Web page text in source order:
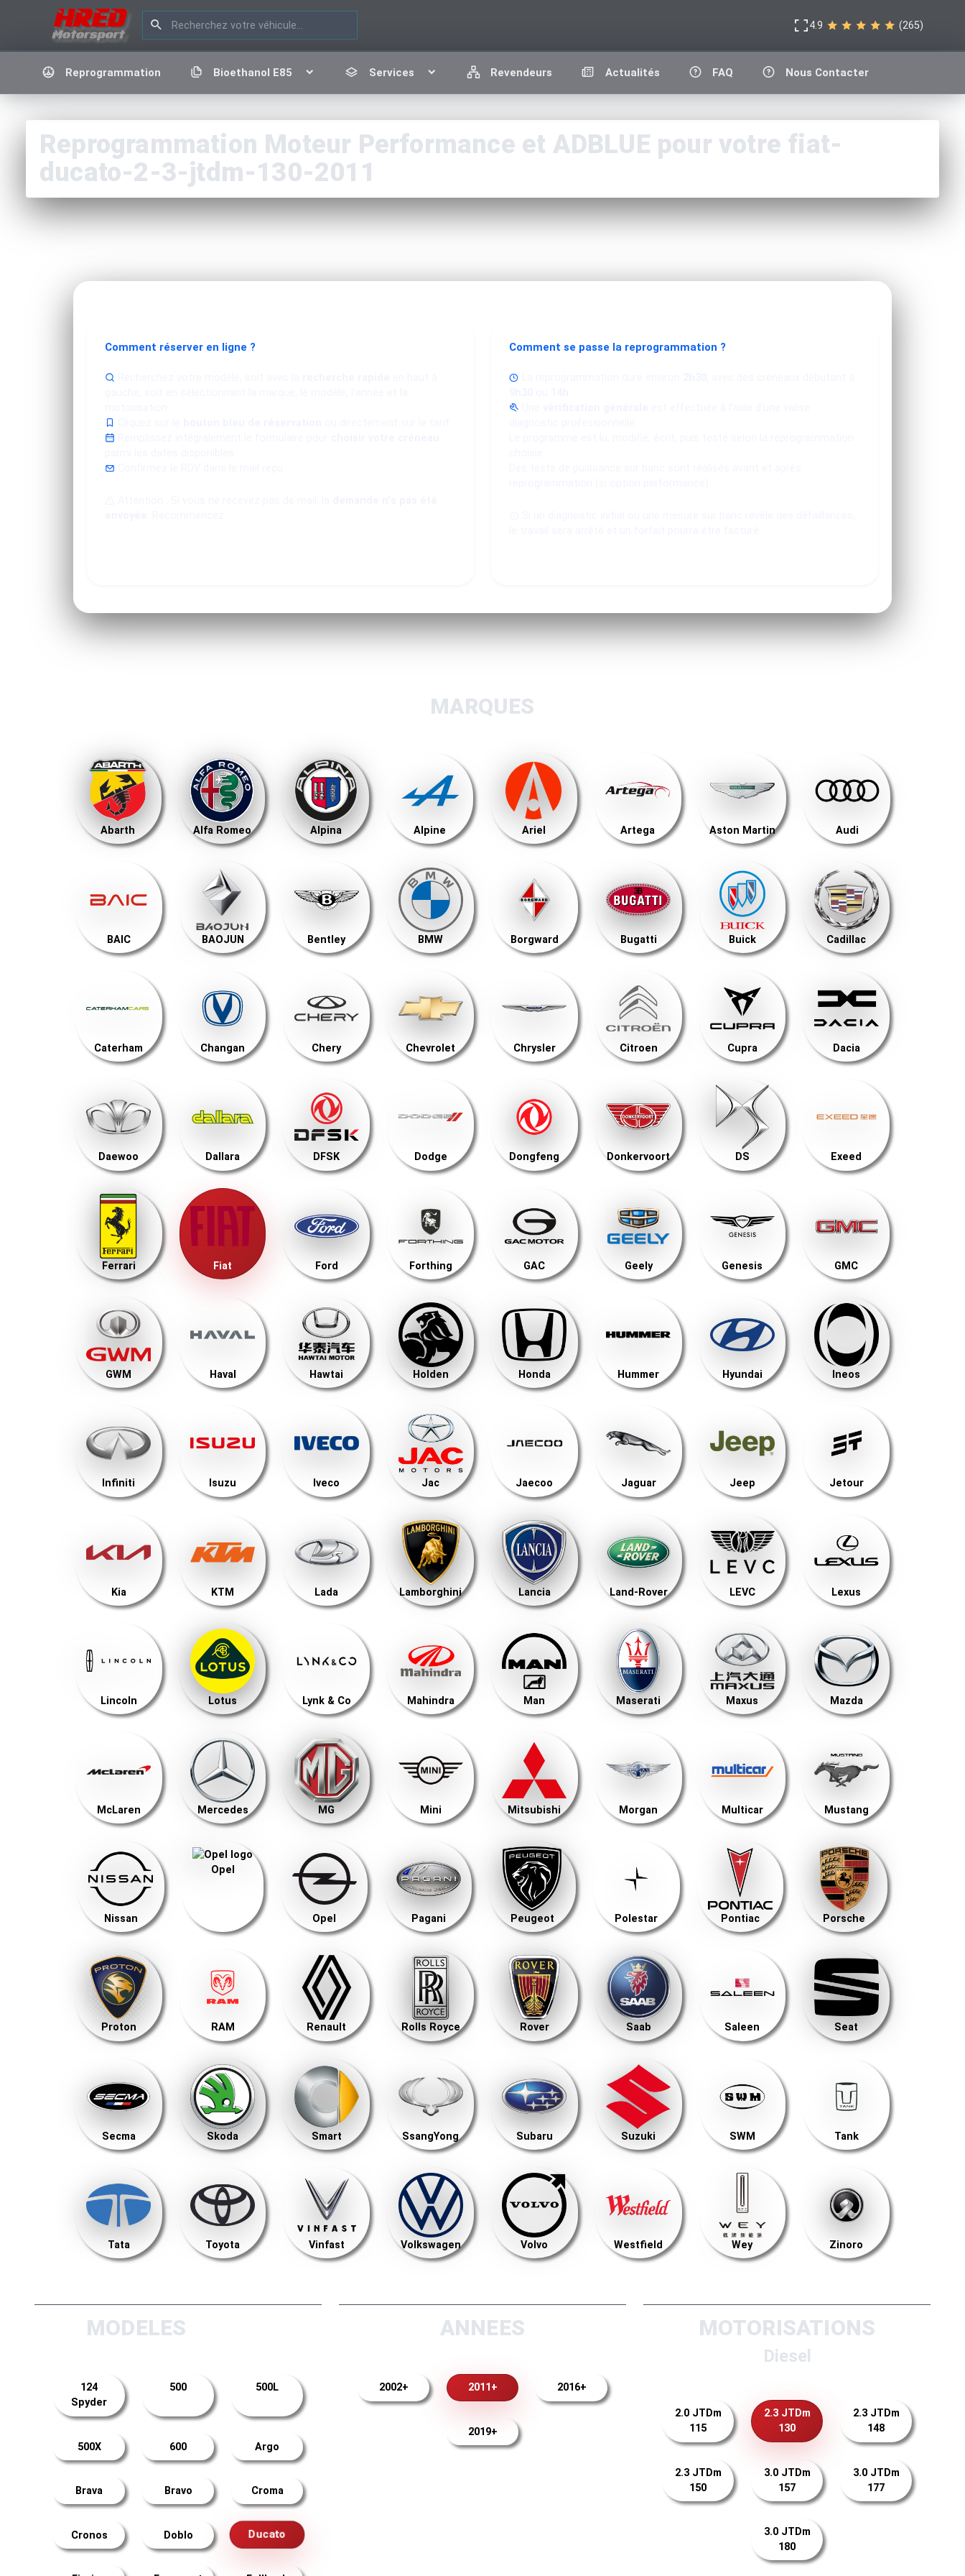
4.9 (265)
Reprogrammation Bioethanol E85 Services Revendeurs Actualités FAQ Nous Contacter
Reprogrammation Moteur Performance et ADBLUE pour votre fiat-
ducato-2-3-jtdm-130-2011
Comment réserver en ligne ? Comment se passe la reprogrammation ?
MARQUES
Abarth Alfa Romeo Alpina Alpine Ariel Artega Aston Martin Audi
BAIC BAOJUN Bentley BMW Borgward Bugatti Buick Cadillac
Caterham Changan Chery Chevrolet Chrysler Citroen Cupra Dacia
Daewoo Dallara DFSK Dodge Dongfeng Donkervoort DS Exeed
Ferrari Fiat Ford Forthing GAC Geely Genesis GMC
GWM Haval Hawtai Holden Honda Hummer Hyundai Ineos
Infiniti Isuzu Iveco Jac Jaecoo Jaguar Jeep Jetour
Kia KTM Lada Lamborghini Lancia Land-Rover LEVC Lexus
Lincoln Lotus Lynk & Co Mahindra Man Maserati Maxus Mazda
McLaren Mercedes MG Mini Mitsubishi Morgan Multicar Mustang
Nissan
Opel
Opel Pagani Peugeot Polestar Pontiac Porsche
Proton RAM Renault Rolls Royce Rover Saab Saleen Seat
Secma Skoda Smart SsangYong Subaru Suzuki SWM Tank
Tata Toyota Vinfast Volkswagen Volvo Westfield Wey Zinoro
MODELES
124
Spyder
500 500L
500X 600 Argo
Brava Bravo Croma
Cronos Doblo Ducato
ANNEES
2002+ 2011+ 2016+
2019+
MOTORISATIONS
Diesel
2.0 JTDm
115
2.3 JTDm
130
2.3 JTDm
148
2.3 JTDm
150
3.0 JTDm
157
3.0 JTDm
177
3.0 JTDm
180